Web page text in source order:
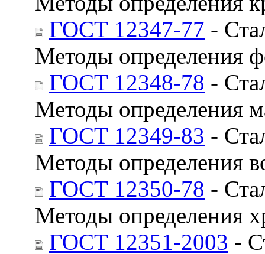
ГОСТ 12347-77 -
Методы определения
ГОСТ 12348-78 -
Методы определения
ГОСТ 12349-83 -
Методы определения
ГОСТ 12350-78 -
Методы определения
ГОСТ 12351-2003 -